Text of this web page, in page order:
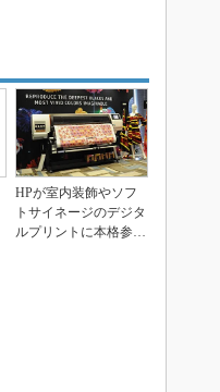
HPが室内装飾やソフ
トサイネージのデジタ
ルプリントに本格参